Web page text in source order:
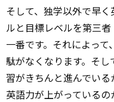
そして、独学以外で早
ルと目標レベルを第三
一番です。それによっ
駄がなくなります。そ
習がきちんと進んでいる
英語力が上がっているの